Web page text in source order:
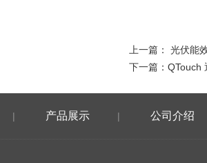
上一篇： 光伏能
下一篇： QTouch
| 产品展示 | 公司介绍